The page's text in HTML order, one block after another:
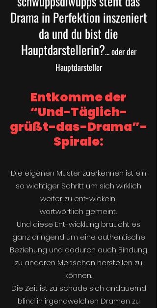
Drama in Perfektion inszeniert
da und du bist die
Hauptdarstellerin?... oder der
Hauptdarsteller
Entkomme der
“Und-Täglich-
grüßt-das-Drama”-
Spirale:
Die eigenen Muster zuerkennen ist ein
so wichtiger Schritt um sich wirklich
weiter zu ent-wickeln....
wortwörtlich gemeint...
Und diese Ent-wicklung​ braucht es
ganz dringend um eine authentische
Beziehung und dadurch auch Bindung
zu anderen Menschen herstellen zu
können.
Die Zeit ist zu schade sich andauernd
blind in irgendwelchen Dramen zu